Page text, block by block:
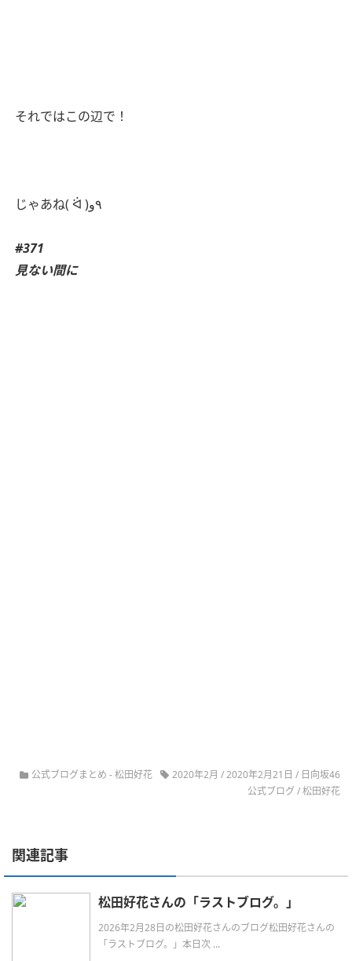
それではこの辺で！
じゃあね( ᐛ )٩و
#371
見ない間に
公式ブログまとめ -松田好花 2020年2月 /2020年2月21日 / 日向坂46
公式ブログ/松田好花
関連記事
松田好花さんの「ラストブログ。」
2026年2月28日の松田好花さんのブログ松田好花さんの
「ラストブログ。」本日次 ...